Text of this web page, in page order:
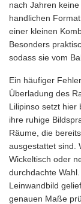
nach Jahren
handlichen
einer kleinen
Besonders
sodass sie vom
Ein häufiger
Überladung des
Lilipinso setzt hier
ihre ruhige
Räume, die
ausgestattet sind.
Wickeltisch oder
durchdachte
Leinwandbild
genauen Maße